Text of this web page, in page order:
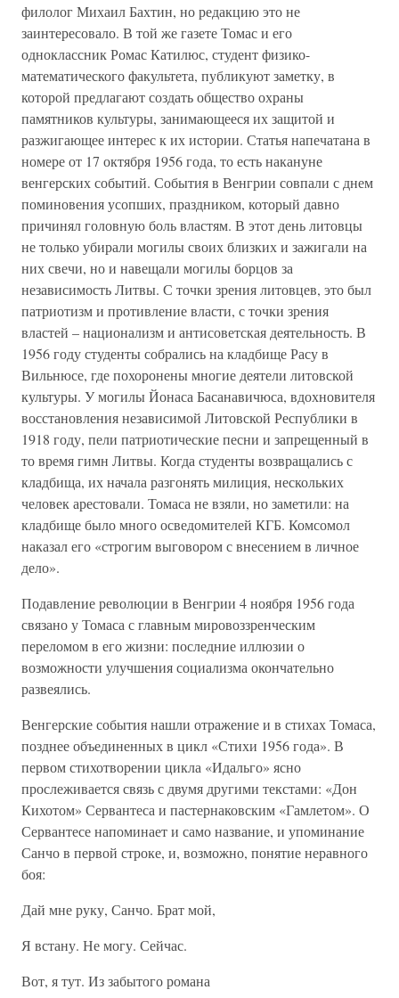
филолог Михаил Бахтин, но редакцию это не
заинтересовало. В той же газете Томас и его
одноклассник Ромас Катилюс, студент физико-
математического факультета, публикуют заметку, в
которой предлагают создать общество охраны
памятников культуры, занимающееся их защитой и
разжигающее интерес к их истории. Статья напечатана в
номере от 17 октября 1956 года, то есть накануне
венгерских событий. События в Венгрии совпали с днем
поминовения усопших, праздником, который давно
причинял головную боль властям. В этот день литовцы
не только убирали могилы своих близких и зажигали на
них свечи, но и навещали могилы борцов за
независимость Литвы. С точки зрения литовцев, это был
патриотизм и противление власти, с точки зрения
властей – национализм и антисоветская деятельность. В
1956 году студенты собрались на кладбище Расу в
Вильнюсе, где похоронены многие деятели литовской
культуры. У могилы Йонаса Басанавичюса, вдохновителя
восстановления независимой Литовской Республики в
1918 году, пели патриотические песни и запрещенный в
то время гимн Литвы. Когда студенты возвращались с
кладбища, их начала разгонять милиция, нескольких
человек арестовали. Томаса не взяли, но заметили: на
кладбище было много осведомителей КГБ. Комсомол
наказал его «строгим выговором с внесением в личное
дело».
Подавление революции в Венгрии 4 ноября 1956 года
связано у Томаса с главным мировоззренческим
переломом в его жизни: последние иллюзии о
возможности улучшения социализма окончательно
развеялись.
Венгерские события нашли отражение и в стихах Томаса,
позднее объединенных в цикл «Стихи 1956 года». В
первом стихотворении цикла «Идальго» ясно
прослеживается связь с двумя другими текстами: «Дон
Кихотом» Сервантеса и пастернаковским «Гамлетом». О
Сервантесе напоминает и само название, и упоминание
Санчо в первой строке, и, возможно, понятие неравного
боя:
Дай мне руку, Санчо. Брат мой,
Я встану. Не могу. Сейчас.
Вот, я тут. Из забытого романа